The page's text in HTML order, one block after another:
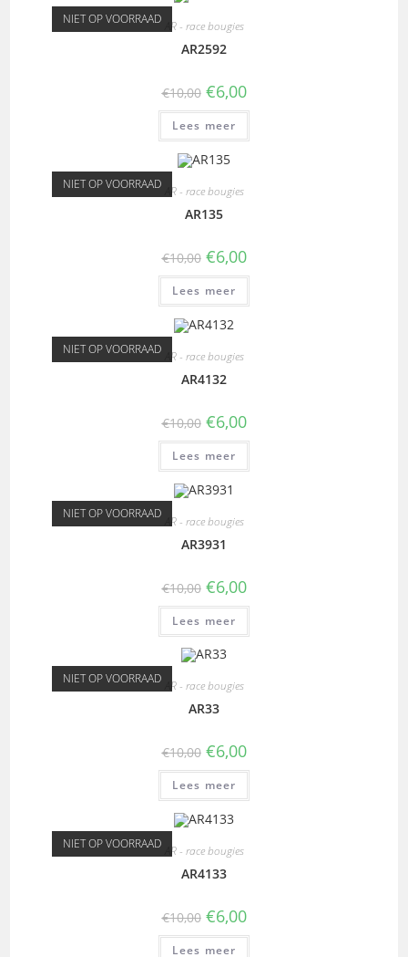
NIET OP VOORRAAD AR - race bougies
AR2592
€10,00 €6,00
Lees meer
NIET OP VOORRAAD AR - race bougies
AR135
€10,00 €6,00
Lees meer
NIET OP VOORRAAD AR - race bougies
AR4132
€10,00 €6,00
Lees meer
NIET OP VOORRAAD AR - race bougies
AR3931
€10,00 €6,00
Lees meer
NIET OP VOORRAAD AR - race bougies
AR33
€10,00 €6,00
Lees meer
NIET OP VOORRAAD AR - race bougies
AR4133
€10,00 €6,00
Lees meer